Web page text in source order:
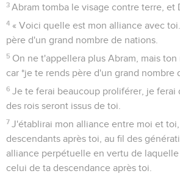
3 Abram tomba le visage contre terre, et
4 « Voici quelle est mon alliance avec
père d'un grand nombre de nations.
5 On ne t'appellera plus Abram, mais ton
car *je te rends père d'un grand nombre
6 Je te ferai beaucoup proliférer, je ferai
des rois seront issus de toi.
7 J'établirai mon alliance entre moi et
descendants après toi, au fil des
alliance perpétuelle en vertu de
celui de ta descendance après toi.